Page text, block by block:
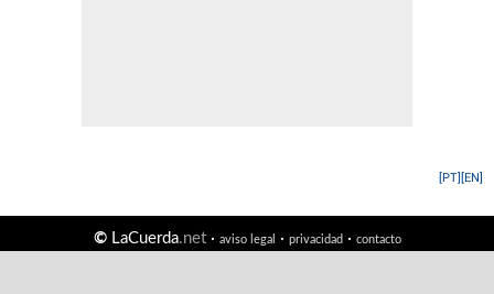
[EN]
[PT]
©LaCuerda.net· aviso legal · privacidad· contacto